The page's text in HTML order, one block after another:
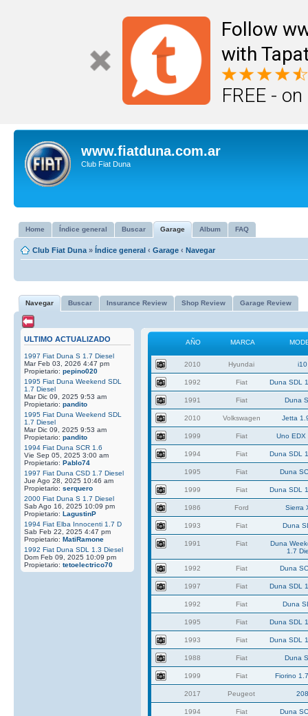
Follow
with
FREE -
www.fiatduna.com.ar
Club Fiat Duna
Home Índice general Buscar Garage Album FAQ
Club Fiat Duna » Índice general ‹ Garage ‹ Navegar
Navegar Buscar Insurance Review Shop Review Garage Review
ULTIMO ACTUALIZADO
1997 Fiat Duna S 1.7 Diesel
Mar Feb 03, 2026 4:47 pm
Propietario: pepino020
1995 Fiat Duna Weekend SDL
1.7 Diesel
Mar Dic 09, 2025 9:53 am
Propietario: pandito
1995 Fiat Duna Weekend SDL
1.7 Diesel
Mar Dic 09, 2025 9:53 am
Propietario: pandito
1994 Fiat Duna SCR 1.6
Vie Sep 05, 2025 3:00 am
Propietario: Pablo74
1997 Fiat Duna CSD 1.7 Diesel
Jue Ago 28, 2025 10:46 am
Propietario: serquero
2000 Fiat Duna S 1.7 Diesel
Sab Ago 16, 2025 10:09 pm
Propietario: LagustinP
1994 Fiat Elba Innocenti 1.7 D
Sab Feb 22, 2025 4:47 pm
Propietario: MatiRamone
1992 Fiat Duna SDL 1.3 Diesel
Dom Feb 09, 2025 10:09 pm
Propietario: tetoelectrico70
AÑO MARCA
2010 Hyundai i10
1992 Fiat Duna SDL
1991 Fiat Duna
2010 Volkswagen Jetta
1999 Fiat Uno EDX
1994 Fiat Duna SDL
1995 Fiat Duna
1999 Fiat Duna SDL
1986 Ford Sierra
1993 Fiat Duna
1991 Fiat
Duna
1.7
1992 Fiat Duna
1997 Fiat Duna SDL
1992 Fiat Duna
1995 Fiat Duna SDL
1993 Fiat Duna SDL
1988 Fiat Duna
1999 Fiat Fiorino
2017 Peugeot
1994 Fiat Duna